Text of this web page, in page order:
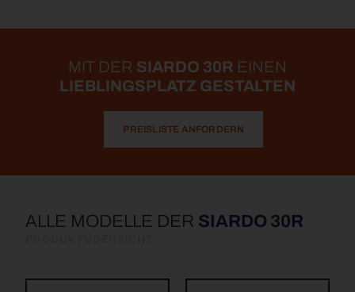
MIT DER SIARDO 30R EINEN
LIEBLINGSPLATZ GESTALTEN
PREISLISTE ANFORDERN
ALLE MODELLE DER SIARDO 30R